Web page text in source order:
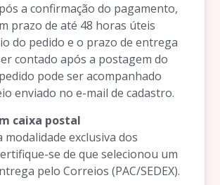
a confirmação do pagamento,
prazo de até 48 horas úteis
do pedido e o prazo de entrega
contado após a postagem do
pode ser acompanhado
enviado no e-mail de cadastro.
caixa postal
modalidade exclusiva dos
se de que selecionou um
pelo Correios (PAC/SEDEX).